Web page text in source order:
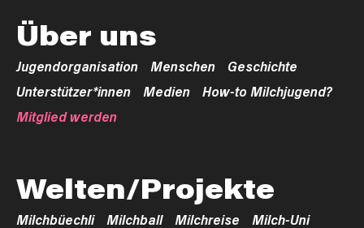
Über uns
Jugendorganisation Menschen
Geschichte
Unterstützer*innen
Medien
How-to Milchjugend?
Mitglied werden
Welten/Projekte
Milchbüechli Milchball Milchreise
Milch-Uni